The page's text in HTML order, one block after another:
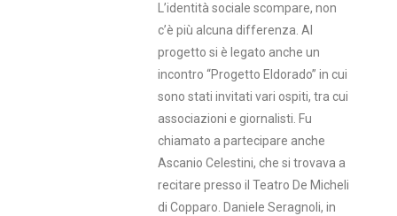
L’identità sociale scompare, non
c’è più alcuna differenza. Al
progetto si è legato anche un
incontro “Progetto Eldorado” in cui
sono stati invitati vari ospiti, tra cui
associazioni e giornalisti. Fu
chiamato a partecipare anche
Ascanio Celestini, che si trovava a
recitare presso il Teatro De Micheli
di Copparo. Daniele Seragnoli, in